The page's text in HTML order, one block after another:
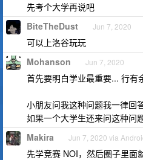
先考个大学再说吧
BiteTheDust Jun 7, 2020
可以上洛谷玩玩
Mohanson Jun 7, 2020
首先要明白学业最重要... 行有
小朋友问我这种问题我一律回
如果一个大学生还来问这种问
Makira Jun 7, 2020 via
先学竞赛 NOI，然后圈子里面